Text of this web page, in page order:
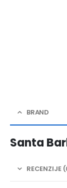
BRAND
Santa
RECENZIJE